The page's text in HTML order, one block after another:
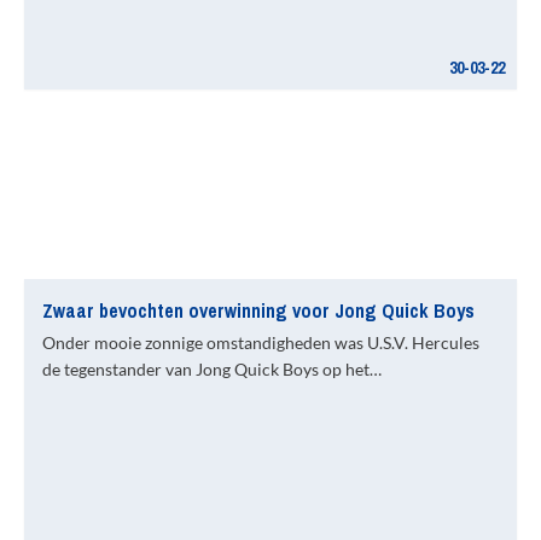
30-03-22
Zwaar bevochten overwinning voor Jong Quick Boys
Onder mooie zonnige omstandigheden was U.S.V. Hercules
de tegenstander van Jong Quick Boys op het…